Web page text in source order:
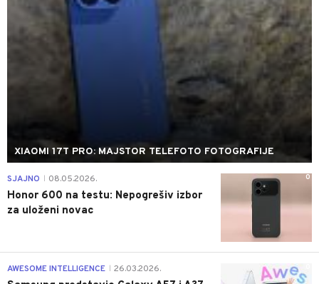
XIAOMI 17T PRO: MAJSTOR TELEFOTO FOTOGRAFIJE
0
SJAJNO 08.05.2026.
Honor 600 na testu: Nepogrešiv izbor
za uloženi novac
AWESOME INTELLIGENCE 26.03.2026.